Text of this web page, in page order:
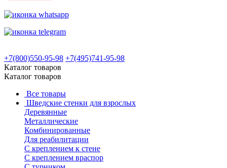
+7(800)550-95-98 +7(495)741-95-98
Каталог товаров
Каталог товаров
Все товары
Шведские стенки для взрослых
Деревянные
Металлические
Комбинированные
Для реабилитации
С креплением к стене
С креплением враспор